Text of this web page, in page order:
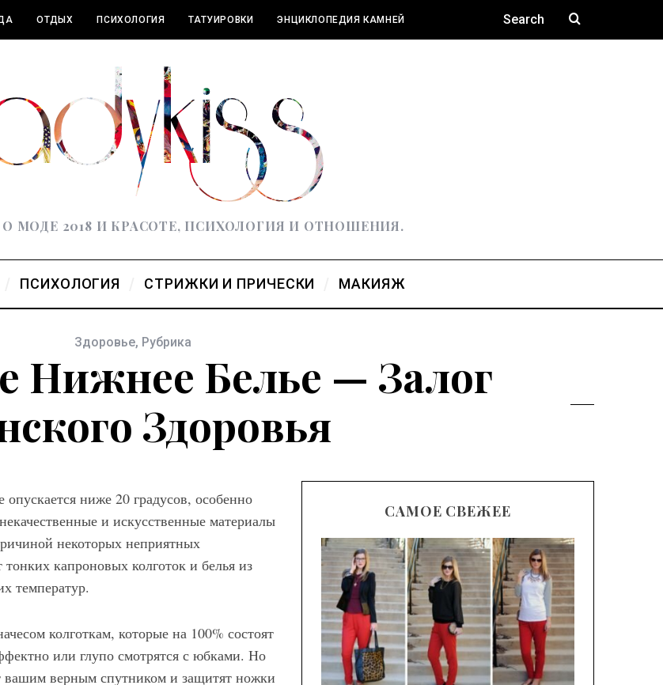
ОТДЫХ ПСИХОЛОГИЯ ТАТУИРОВКИ ЭНЦИКЛОПЕДИЯ КАМНЕЙ
МОДЕ 2018 И КРАСОТЕ, ПСИХОЛОГИЯ И ОТНОШЕНИЯ.
ПСИХОЛОГИЯ СТРИЖКИ И ПРИЧЕСКИ МАКИЯЖ
Здоровье, Рубрика
Нижнее Белье — Залог
Здоровья
ниже 20 градусов, особенно
и искусственные материалы
некоторых неприятных
капроновых колготок и белья из
температур.
колготкам, которые на 100% состоят
или глупо смотрятся с юбками. Но
вашим верным спутником и защитят ножки
САМОЕ СВЕЖЕЕ